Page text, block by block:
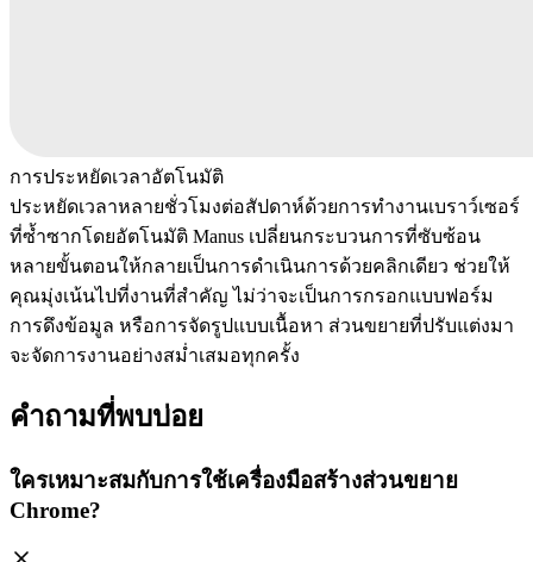
การประหยัดเวลาอัตโนมัติ
ประหยัดเวลาหลายชั่วโมงต่อสัปดาห์ด้วยการทำงานเบราว์เซอร์
ที่ซ้ำซากโดยอัตโนมัติ Manus เปลี่ยนกระบวนการที่ซับซ้อน
หลายขั้นตอนให้กลายเป็นการดำเนินการด้วยคลิกเดียว ช่วยให้
คุณมุ่งเน้นไปที่งานที่สำคัญ ไม่ว่าจะเป็นการกรอกแบบฟอร์ม
การดึงข้อมูล หรือการจัดรูปแบบเนื้อหา ส่วนขยายที่ปรับแต่งมา
จะจัดการงานอย่างสม่ำเสมอทุกครั้ง
คำถามที่พบบ่อย
ใครเหมาะสมกับการใช้เครื่องมือสร้างส่วนขยาย
Chrome?